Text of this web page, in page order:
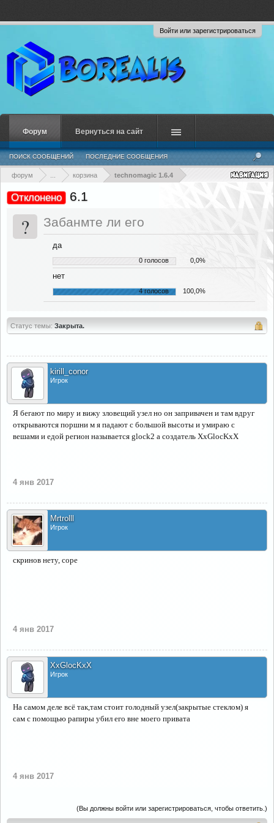
Войти или зарегистрироваться
форум корзина technomagic 1.6.4
Отклонено 6.1
? Забанмте ли его
да
0 голосов 0,0%
нет
4 голосов 100,0%
Статус темы: Закрыта.
kirill_conor
Игрок
Я бегают по миру и вижу зловещий узел но он запривачен и там вдруг
открываются поршни м я падают с большой высоты и умираю с
вешами и едой регион называется glock2 а создатель XxGlocKxX
4 янв 2017
Mrtrolll
Игрок
скринов нету, соре
4 янв 2017
XxGlocKxX
Игрок
На самом деле всё так,там стоит голодный узел(закрытые стеклом) я
сам с помощью рапиры убил его вне моего привата
4 янв 2017
(Вы должны войти или зарегистрироваться, чтобы ответить.)
Форум
ПОИСК СООБЩЕНИЙ ПОСЛЕДНИЕ СООБЩЕНИЯ
Вернуться на сайт